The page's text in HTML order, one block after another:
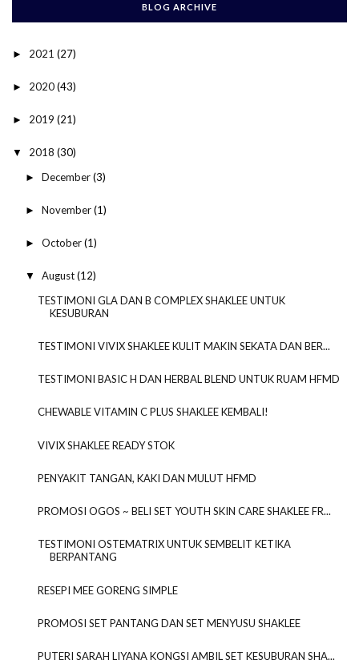
BLOG ARCHIVE
► 2021 (27)
► 2020(43)
► 2019 (21)
▼ 2018 (30)
► December(3)
► November(1)
► October(1)
▼ August(12)
TESTIMONI GLA DAN B COMPLEX SHAKLEE UNTUK
KESUBURAN
TESTIMONI VIVIX SHAKLEE KULIT MAKIN SEKATA DAN BER...
TESTIMONI BASIC H DAN HERBAL BLEND UNTUK RUAM HFMD
CHEWABLE VITAMIN C PLUS SHAKLEE KEMBALI!
VIVIX SHAKLEE READY STOK
PENYAKIT TANGAN, KAKI DAN MULUT HFMD
PROMOSI OGOS ~ BELI SET YOUTH SKIN CARE SHAKLEE FR...
TESTIMONI OSTEMATRIX UNTUK SEMBELIT KETIKA
BERPANTANG
RESEPI MEE GORENG SIMPLE
PROMOSI SET PANTANG DAN SET MENYUSU SHAKLEE
PUTERI SARAH LIYANA KONGSI AMBIL SET KESUBURAN SHA...